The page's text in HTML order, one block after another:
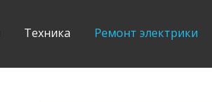
Техника Ремонт электрики